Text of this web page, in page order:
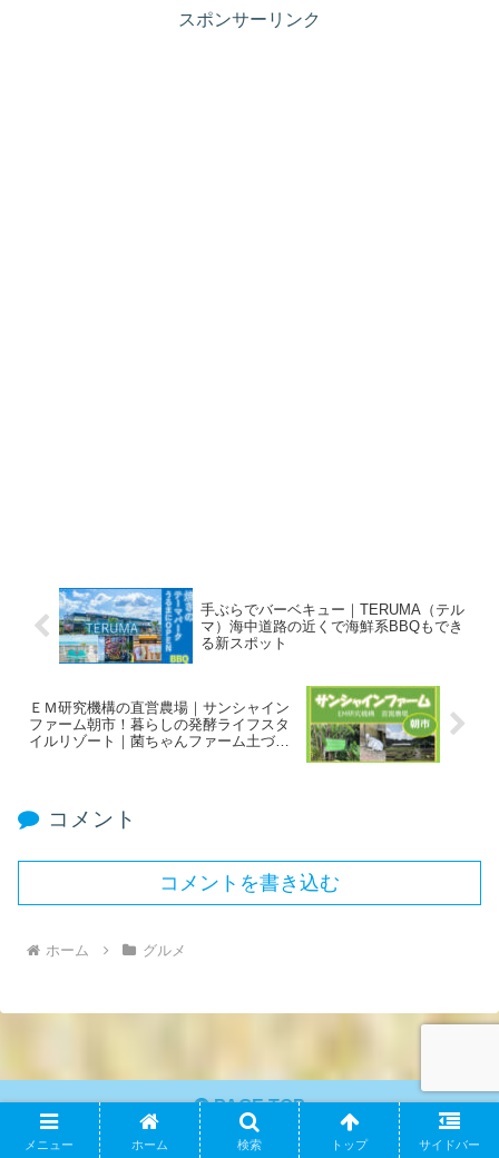
スポンサーリンク
手ぶらでバーベキュー｜TERUMA（テル
マ）海中道路の近くで海鮮系BBQもでき
る新スポット
ＥＭ研究機構の直営農場｜サンシャイン
ファーム朝市！暮らしの発酵ライフスタ
イルリゾート｜菌ちゃんファーム土づく
コメント
コメントを書き込む
ホーム グルメ
PAGE TOP
メニュー ホーム 検索 トップ サイドバー